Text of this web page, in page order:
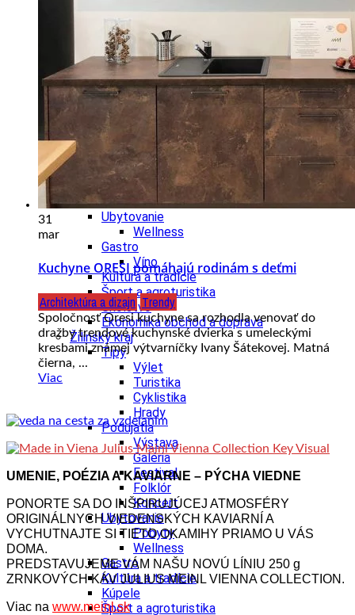
Kultúra a tradície
Kúpele
Šport a agroturistika
Školstvo
Nitriansky kraj
Tipy
Výlet
Hrady
Podujatia
Výstava
Festival
Divadlo
Ubytovanie
Wellness
Gastro
Víno
Kultúra a tradície
Šport a agroturistika
Školstvo
Ekonomika obchod a doprava
Žilinský kraj
Tipy
Výlet
Turistika
Cyklistika
Hrady
Podujatia
Výstava
Galéria
Festival
Folklór
Koncert
Ubytovanie
Pobyty
Wellness
Gastro
Kultúra a tradície
Kúpele
Šport a agroturistika
31
mar
Kuchyne ORESI pomáhajú rodinám s deťmi
Architektúra a dizajn Trendy
Spoločnosť Oresi kuchyne sa rozhodla venovať do
dražby trendové kuchynské dvierka s umeleckými
kresbami známej výtvarníčky Ivany Šátekovej. Matná
čierna, ...
Viac
UMENIE, POÉZIA A KAVIARNE – PÝCHA VIEDNE
PONORTE SA DO INŠPIRUJÚCEJ ATMOSFÉRY
ORIGINÁLNYCH VIEDENSKÝCH KAVIARNÍ A
VYCHUTNAJTE SI TIETO OKAMIHY PRIAMO U VÁS
DOMA.
PREDSTAVUJEME VÁM NAŠU NOVÚ LÍNIU 250 g
ZRNKOVÝCH KÁV JULIUS MEINL VIENNA COLLECTION.
Viac na www.meinl.sk